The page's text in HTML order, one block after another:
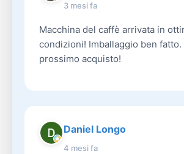
3 mesi fa
Macchina del caffè arrivata in
condizioni! Imballaggio ben fatto.
prossimo acquisto!
Daniel Longo
4 mesi fa